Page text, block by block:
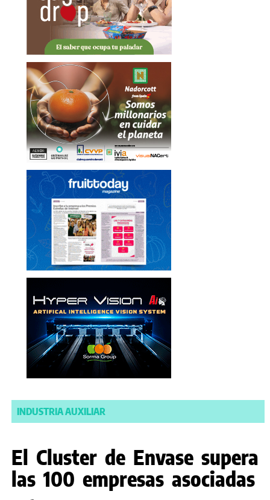
INDUSTRIA AUXILIAR
El Cluster de Envase supera
las 100 empresas asociadas